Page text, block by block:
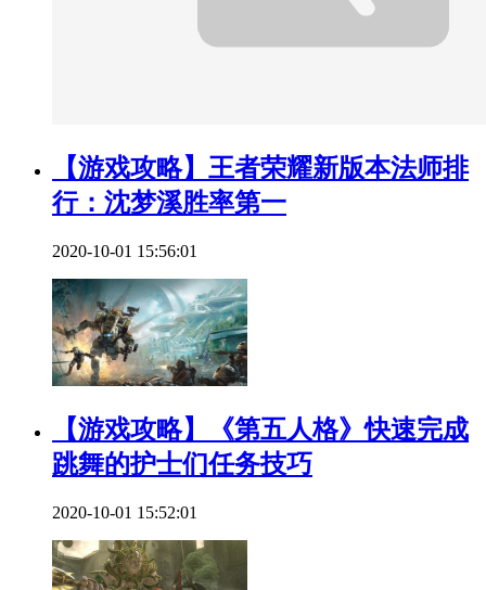
【游戏攻略】王者荣耀新版本法师排
行：沈梦溪胜率第一
2020-10-01 15:56:01
【游戏攻略】《第五人格》快速完成
跳舞的护士们任务技巧
2020-10-01 15:52:01